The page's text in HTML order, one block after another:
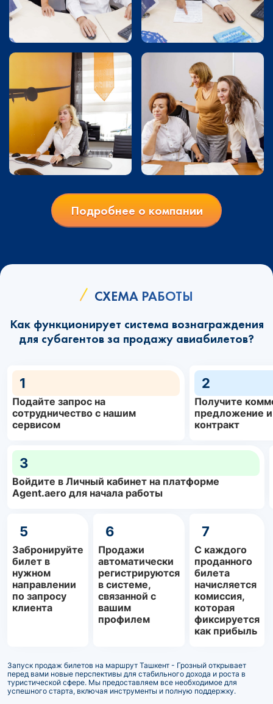
Подробнее о компании
СХЕМА РАБОТЫ
Как функционирует система вознаграждения
для субагентов за продажу авиабилетов?
1
Подайте запрос на
сотрудничество с нашим
сервисом
2
Получите
предложение
контракт
3
Войдите в Личный кабинет на платформе
Agent.aero для начала работы
5
Забронируйте
билет в
нужном
направлении
по запросу
клиента
6
Продажи
автоматически
регистрируются
в системе,
связанной с
вашим
профилем
7
С каждого
проданного
билета
начисляется
комиссия,
которая
фиксируется
как прибыль
Запуск продаж билетов на маршрут Ташкент - Грозный открывает
перед вами новые перспективы для стабильного дохода и роста в
туристической сфере. Мы предоставляем все необходимое для
успешного старта, включая инструменты и полную поддержку.